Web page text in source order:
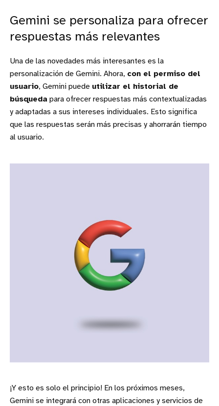
Gemini se personaliza para ofrecer
respuestas más relevantes
Una de las novedades más interesantes es la
personalización de Gemini. Ahora, con el permiso del
usuario, Gemini puede utilizar el historial de
búsqueda para ofrecer respuestas más contextualizadas
y adaptadas a sus intereses individuales. Esto significa
que las respuestas serán más precisas y ahorrarán tiempo
al usuario.
¡Y esto es solo el principio! En los próximos meses,
Gemini se integrará con otras aplicaciones y servicios de